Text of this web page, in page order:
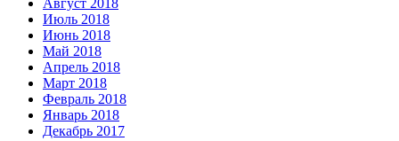
Июль 2018
Июнь 2018
Май 2018
Апрель 2018
Март 2018
Февраль 2018
Январь 2018
Декабрь 2017